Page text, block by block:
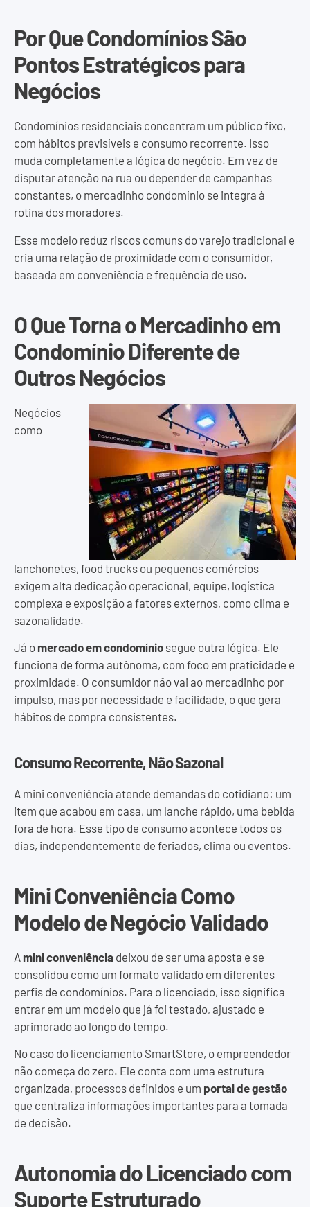
Por Que Condomínios São
Pontos Estratégicos para
Negócios
Condomínios residenciais concentram um público fixo,
com hábitos previsíveis e consumo recorrente. Isso
muda completamente a lógica do negócio. Em vez de
disputar atenção na rua ou depender de campanhas
constantes, o mercadinho condomínio se integra à
rotina dos moradores.
Esse modelo reduz riscos comuns do varejo tradicional e
cria uma relação de proximidade com o consumidor,
baseada em conveniência e frequência de uso.
O Que Torna o Mercadinho em
Condomínio Diferente de
Outros Negócios
Negócios
como
lanchonetes, food trucks ou pequenos comércios
exigem alta dedicação operacional, equipe, logística
complexa e exposição a fatores externos, como clima e
sazonalidade.
Já o mercado em condomínio segue outra lógica. Ele
funciona de forma autônoma, com foco em praticidade e
proximidade. O consumidor não vai ao mercadinho por
impulso, mas por necessidade e facilidade, o que gera
hábitos de compra consistentes.
Consumo Recorrente, Não Sazonal
A mini conveniência atende demandas do cotidiano: um
item que acabou em casa, um lanche rápido, uma bebida
fora de hora. Esse tipo de consumo acontece todos os
dias, independentemente de feriados, clima ou eventos.
Mini Conveniência Como
Modelo de Negócio Validado
A mini conveniência deixou de ser uma aposta e se
consolidou como um formato validado em diferentes
perfis de condomínios. Para o licenciado, isso significa
entrar em um modelo que já foi testado, ajustado e
aprimorado ao longo do tempo.
No caso do licenciamento SmartStore, o empreendedor
não começa do zero. Ele conta com uma estrutura
organizada, processos definidos e um portal de gestão
que centraliza informações importantes para a tomada
de decisão.
Autonomia do Licenciado com
Suporte Estruturado